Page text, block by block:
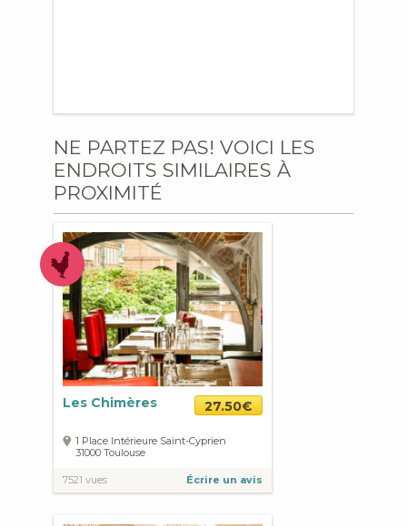
NE PARTEZ PAS! VOICI LES
ENDROITS SIMILAIRES À
PROXIMITÉ
Les Chimères 27.50€
1 Place Intérieure Saint-Cyprien
31000 Toulouse
7521 vues Écrire un avis